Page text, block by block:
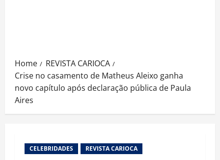
Home
REVISTA CARIOCA
Crise no casamento de Matheus Aleixo ganha
novo capítulo após declaração pública de Paula
Aires
CELEBRIDADES REVISTA CARIOCA